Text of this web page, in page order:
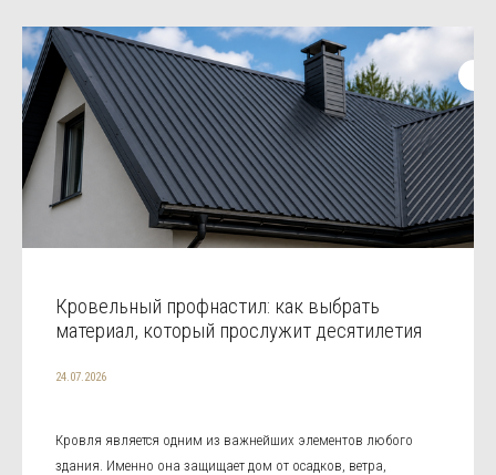
Кровельный профнастил: как выбрать
материал, который прослужит десятилетия
24.07.2026
Кровля является одним из важнейших элементов любого
здания. Именно она защищает дом от осадков, ветра,